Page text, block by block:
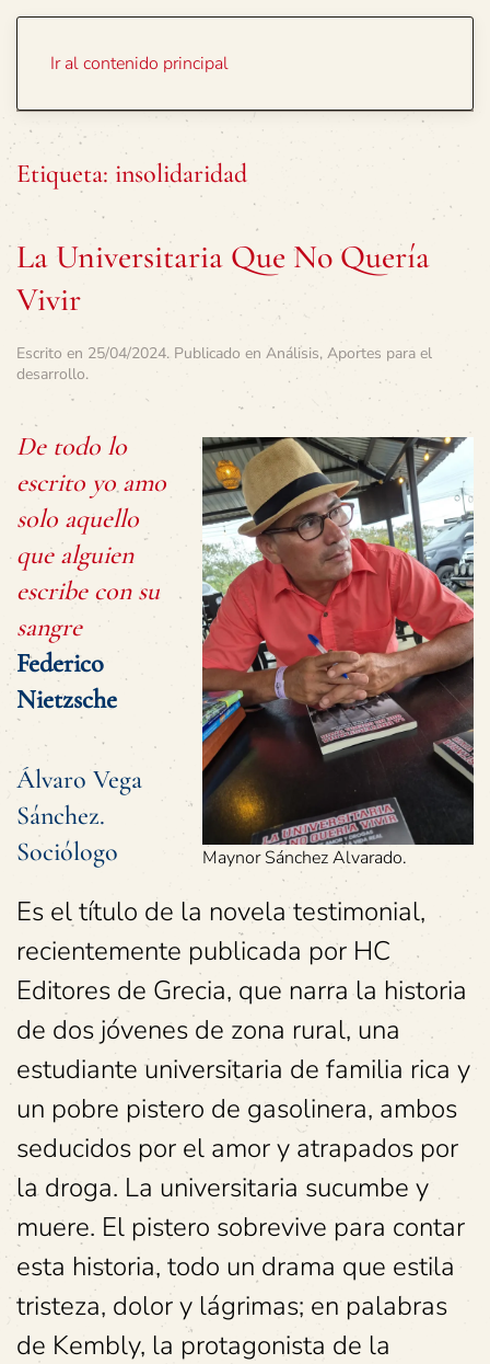
Ir al contenido principal
Etiqueta: insolidaridad
La Universitaria Que No Quería
Vivir
Escrito en 25/04/2024. Publicado en Análisis, Aportes para el
desarrollo.
Maynor Sánchez Alvarado.
De todo lo
escrito yo amo
solo aquello
que alguien
escribe con su
sangre
Federico
Nietzsche
Álvaro Vega
Sánchez.
Sociólogo
Es el título de la novela testimonial,
recientemente publicada por HC
Editores de Grecia, que narra la historia
de dos jóvenes de zona rural, una
estudiante universitaria de familia rica y
un pobre pistero de gasolinera, ambos
seducidos por el amor y atrapados por
la droga. La universitaria sucumbe y
muere. El pistero sobrevive para contar
esta historia, todo un drama que estila
tristeza, dolor y lágrimas; en palabras
de Kembly, la protagonista de la